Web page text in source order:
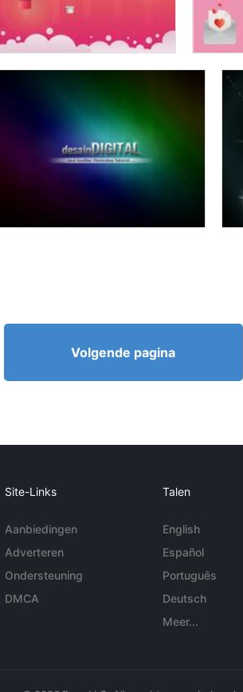
Volgende pagina
Site-Links
Aanbiedingen
Adverteren
Ondersteuning
DMCA
Talen
English
Español
Português
Deutsch
Meer...